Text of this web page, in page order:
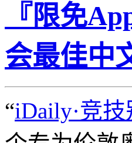
『限免
会最佳中
“iDaily·竞技